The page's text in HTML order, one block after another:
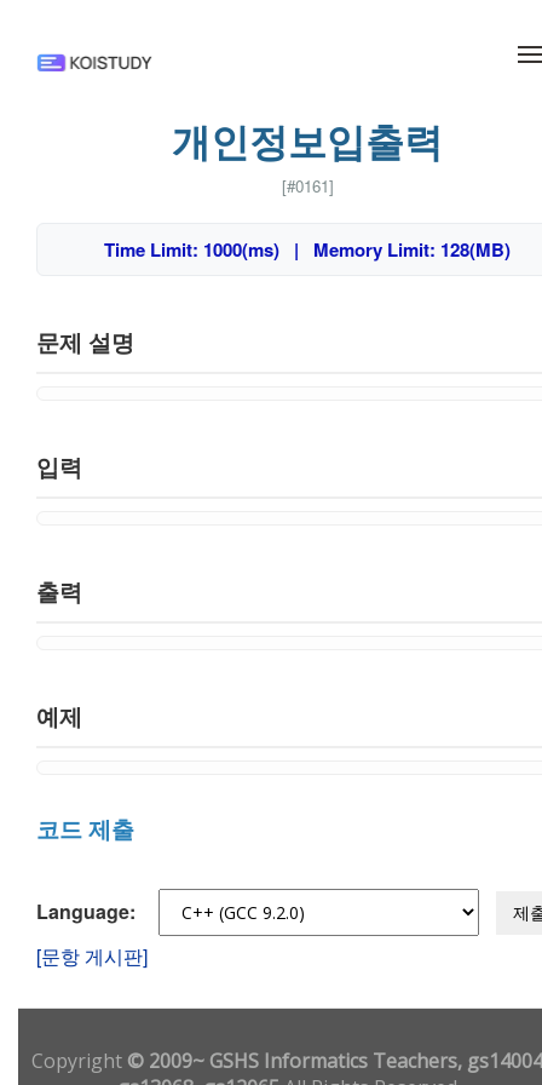
개인정보입출력
[#0161]
Time Limit: 1000(ms) | Memory Limit: 128(MB)
문제 설명
입력
출력
예제
코드 제출
Language: 제
[문항 게시판]
Copyright© 2009~ GSHS Informatics Teachers,